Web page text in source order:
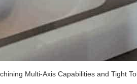
Multi-Axis Capabilities and Tight